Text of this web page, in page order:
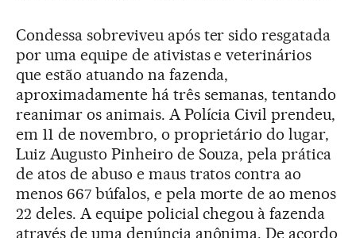
Condessa sobreviveu após ter sido resgatada
por uma equipe de ativistas e veterinários
que estão atuando na fazenda,
aproximadamente há três semanas, tentando
reanimar os animais. A Polícia Civil prendeu,
em 11 de novembro, o proprietário do lugar,
Luiz Augusto Pinheiro de Souza, pela prática
de atos de abuso e maus tratos contra ao
menos 667 búfalos, e pela morte de ao menos
22 deles. A equipe policial chegou à fazenda
através de uma denúncia anônima. De acordo